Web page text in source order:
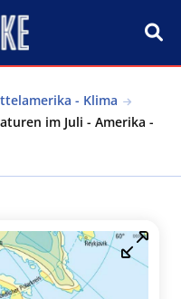
- Klima
im Juli - Amerika -